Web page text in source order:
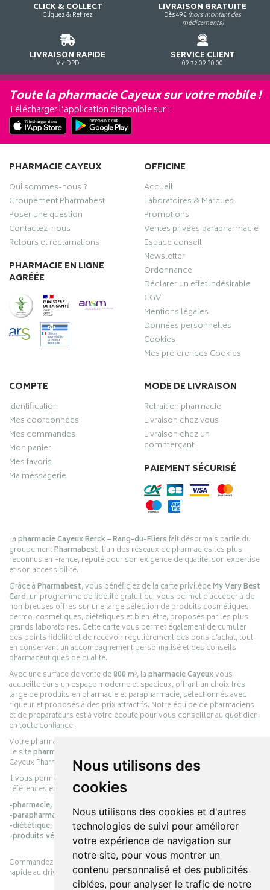
Nous utilisons des
cookies
Nous utilisons des cookies et d'autres
technologies de suivi pour améliorer
votre expérience de navigation sur
notre site, pour vous montrer un
contenu personnalisé et des publicités
ciblées, pour analyser le trafic de notre
CLICK & COLLECT
Cliquez & Retirez
LIVRAISON GRATUITE
Dès 49€ (hors montant des
médicaments)
LIVRAISON RAPIDE
Via DPD
SERVICE CLIENT
09 72 09 30 00
Toute la pharmacie Cayeux sur votre mobile !
Télécharger l’application disponible sur :
PHARMACIE CAYEUX
Qui sommes-nous ?
Groupement Pharmabest
Poser une question
Contactez-nous
Retours et réclamations
PHARMACIE EN LIGNE
AGRÉÉE
OFFICINE
Accueil
Laboratoires & Marques
Promotions
Ventes privées parapharmacie
Espace conseil
Newsletter
Ordonnance
Déclarer un effet indésirable
CGV
Mentions légales
Données personnelles
Cookies
Mes préférences Cookies
COMPTE
Identification
Mes coordonnées
Mes commandes
Mon panier
Mes favoris
Ma messagerie
MODE DE LIVRAISON
Retrait en pharmacie
Livraison chez vous
Livraison chez un
commerçant
PAIEMENT SÉCURISÉ
Lapharmacie Cayeux Berck – Rang-du-Fliersfait désormais partie du
groupementPharmabest, l’un des réseaux de pharmacies les plus
reconnus en France, réputé pour son exigence de qualité, son expertise
et son accessibilité.
Grâce àPharmabest, vous bénéficiez de la carte privilègeMy Very Best
Card, un programme de fidélité gratuit qui vous permet d’accéder à de
nombreuses offres sur une large sélection de produits cosmétiques,
dermo-cosmétiques, diététiques et bien-être, proposés par les plus
grands laboratoires. Cette carte vous permet également de cumuler
des points fidélité et de recevoir régulièrement des bons d’achat, tout
en conservant un accompagnement personnalisé et des conseils
pharmaceutiques de qualité.
Avec une surface de vente de800 m², lapharmacie Cayeuxvous
accueille dans un espace moderne et spacieux, offrant un choix très
large de produits en pharmacie et parapharmacie, sélectionnés avec
rigueur et proposés à des prix attractifs. Notre équipe de pharmaciens
et de préparateurs est à votre écoute pour vous conseiller au quotidien,
en toute confiance.
Votre pharmacie en ligne :
Le sitepharmacie-cayeux.fr
Cayeux Pharmabest Berck-sur-Mer – Rang-du-Fliers.
Il vous permet de réaliser vos achats en ligne parmi des milliers de
références en :
-pharmacie,
-parapharmacie,
-diététique,
-produits vétérinaires.
Commandez simplement vos produits en ligne et choisissez le retrait
rapide au drive ou la livraison à domicile, en toute simplicité.